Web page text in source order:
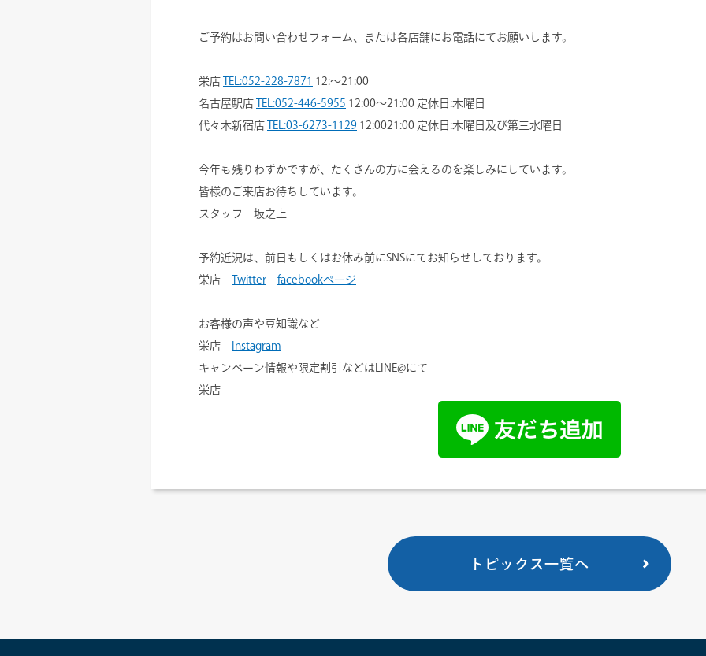
ご予約はお問い合わせフォーム、または各店舗にお電話にてお願いします。
栄店 TEL:052-228-7871 12:～21:00
名古屋駅店
TEL:052-446-5955 12:00～21:00 定休日:木曜日
代々木新宿店
TEL:03-6273-1129 12:0021:00 定休日:木曜日及び第三水曜日
今年も残りわずかですが、たくさんの方に会えるのを楽しみにしています。
皆様のご来店お待ちしています。
スタッフ 坂之上
予約近況は、前日もしくはお休み前にSNSにてお知らせしております。
栄店
Twitter facebookページ
お客様の声や豆知識など
栄店
Instagram
キャンペーン情報や限定割引などはLINE@にて
栄店
トピックス一覧へ